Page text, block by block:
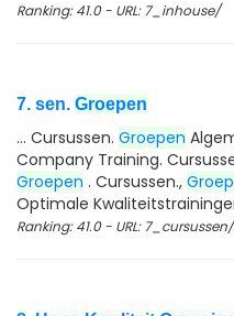
Ranking: 41.0 - URL: 7_inhouse/
7. sen. Groepen
... Cursussen. Groepen
Company Training.
Groepen . Cursussen.,
Optimale
Ranking: 41.0 - URL: 7_cursussen/